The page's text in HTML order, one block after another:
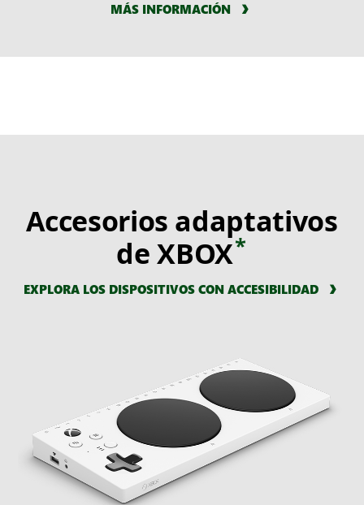
MÁS INFORMACIÓN
Accesorios adaptativos
de XBOX*
EXPLORA LOS DISPOSITIVOS CON ACCESIBILIDAD